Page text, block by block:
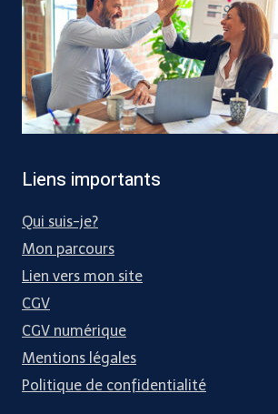
Liens importants
Qui suis-je?
Mon parcours
Lien vers mon site
CGV
CGV numérique
Mentions légales
Politique de confidentialité